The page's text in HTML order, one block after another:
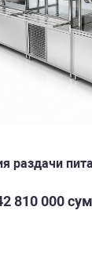
раздачи
810 000 сум